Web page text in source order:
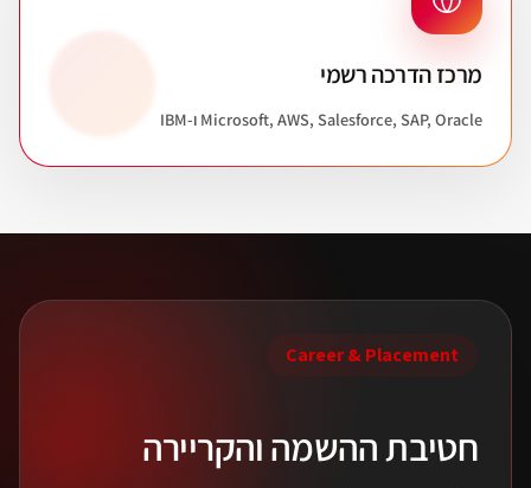
מרכז הדרכה רשמי
Microsoft, AWS, Salesforce, SAP, Oracle ו-IBM
Career & Placement
חטיבת ההשמה והקריירה